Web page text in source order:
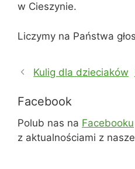
w Cieszynie.
Liczymy na Państwa
Kulig dla dzieciaków
Facebook
Polub nas na Facebooku
z aktualnościami z